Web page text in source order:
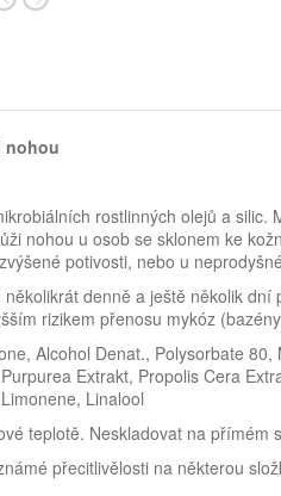
nohou
rostlinných olejů a silic.
nohou u osob se sklonem ke
potivosti, nebo u
denně a ještě několik
rizikem přenosu mykóz
Alcohol Denat., Polysorbate
Extrakt, Propolis Cera
Linalool
teplotě. Neskladovat na přímém
přecitlivělosti na některou